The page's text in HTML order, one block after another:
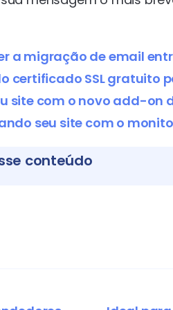
a migração de email
certificado SSL gratuito
site com o novo add-on
seu site com o
conteúdo